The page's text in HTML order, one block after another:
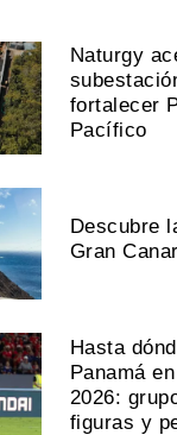
Naturgy
fortalecer
Pacífico
Descubre
Gran
Hasta
Panamá
2026:
figuras y